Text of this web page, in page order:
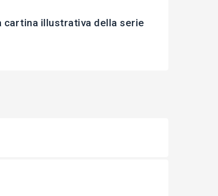
cartina illustrativa della serie